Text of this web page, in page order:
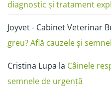
diagnostic și tratament
Joyvet - Cabinet Veterinar
greu? Află cauzele și
Cristina Lupa la Câinele
semnele de urgență